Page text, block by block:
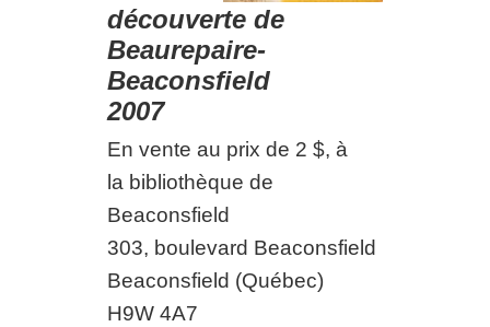
découverte de
Beaurepaire-
Beaconsfield
2007
En vente au prix de 2 $, à
la bibliothèque de
Beaconsfield
303, boulevard Beaconsfield
Beaconsfield (Québec)
H9W 4A7